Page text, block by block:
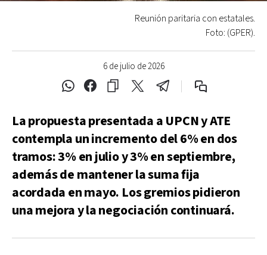
6 de julio de 2026
Reunión paritaria con estatales.
Foto: (GPER).
La propuesta presentada a UPCN y ATE
contempla un incremento del 6% en dos
tramos: 3% en julio y 3% en septiembre,
además de mantener la suma fija
acordada en mayo. Los gremios pidieron
una mejora y la negociación continuará.